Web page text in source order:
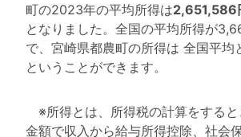
町の2023年の平均所得は2,651,586
となりました。全国の平均所得が
で、宮崎県都農町の所得は 全国平均
ということができます。
※所得とは、所得税の計算をすると
金額で収入から給与所得控除、社会